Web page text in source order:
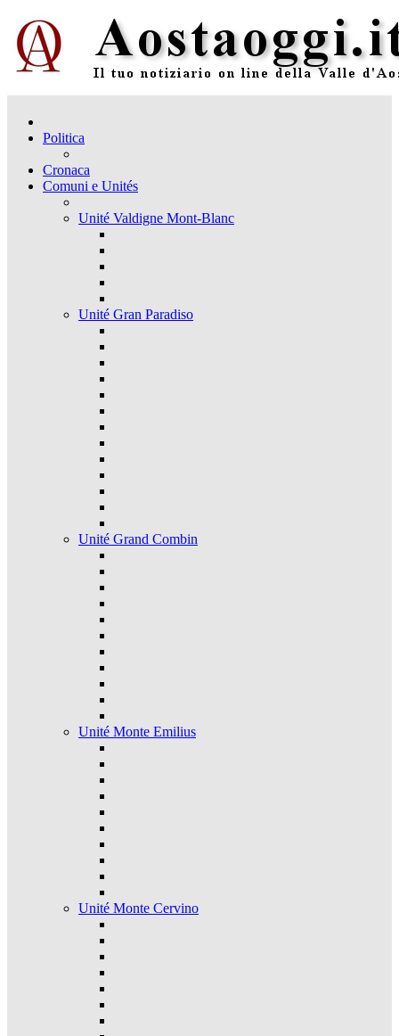
Politica
Cronaca
Comuni e Unités
Unité Valdigne Mont-Blanc
Unité Gran Paradiso
Unité Grand Combin
Unité Monte Emilius
Unité Monte Cervino